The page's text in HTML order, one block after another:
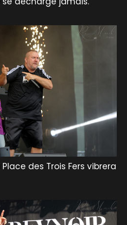
Place des Trois Fers vibrera